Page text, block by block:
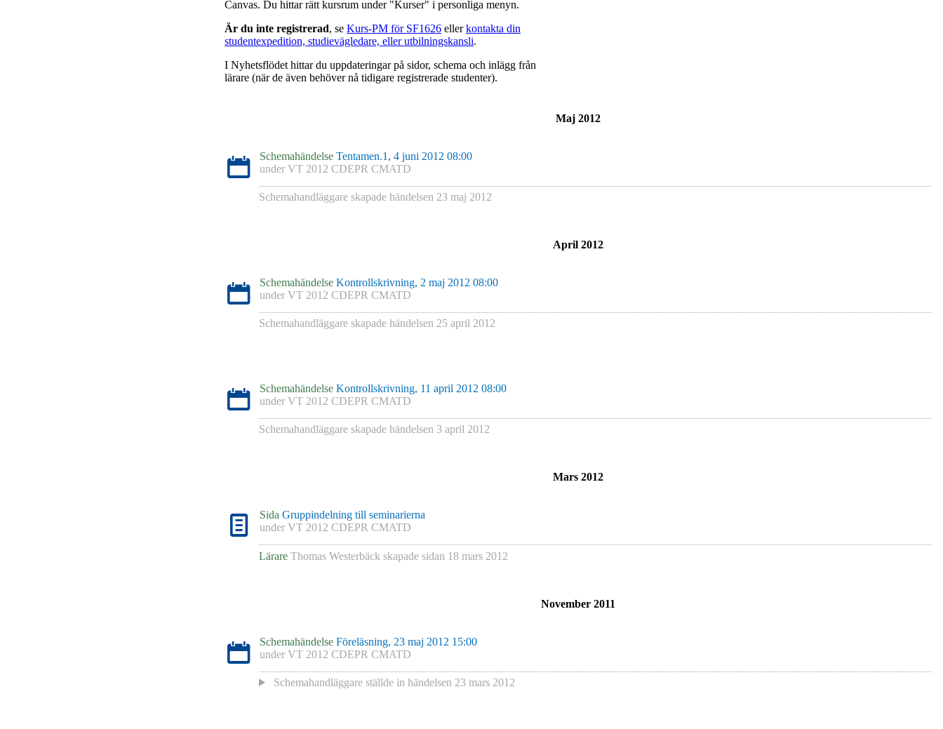
Canvas. Du hittar rätt kursrum under "Kurser" i personliga menyn.
Är du inte registrerad, se Kurs-PM för SF1626 ellerkontakta din
studentexpedition, studievägledare, eller utbilningskansli.
I Nyhetsflödet hittar du uppdateringar på sidor, schema och inlägg från
lärare (när de även behöver nå tidigare registrerade studenter).
Maj 2012
Schemahändelse Tentamen.1, 4 juni 2012 08:00
under VT 2012 CDEPR CMATD
Schemahandläggare skapade händelsen 23 maj 2012
April 2012
Schemahändelse Kontrollskrivning, 2 maj 2012 08:00
under VT 2012 CDEPR CMATD
Schemahandläggare skapade händelsen 25 april 2012
Schemahändelse Kontrollskrivning, 11 april 2012 08:00
under VT 2012 CDEPR CMATD
Schemahandläggare skapade händelsen 3 april 2012
Mars 2012
Sida Gruppindelning till seminarierna
under VT 2012 CDEPR CMATD
Lärare Thomas Westerbäck skapade sidan 18 mars 2012
November 2011
Schemahändelse Föreläsning, 23 maj 2012 15:00
under VT 2012 CDEPR CMATD
Schemahandläggare ställde in händelsen 23 mars 2012